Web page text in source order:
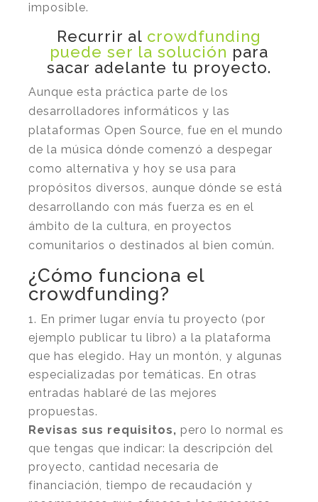
imposible.
Recurrir al crowdfunding
puede ser la solución para
sacar adelante tu proyecto.
Aunque esta práctica parte de los
desarrolladores informáticos y las
plataformas Open Source, fue en el mundo
de la música dónde comenzó a despegar
como alternativa y hoy se usa para
propósitos diversos, aunque dónde se está
desarrollando con más fuerza es en el
ámbito de la cultura, en proyectos
comunitarios o destinados al bien común.
¿Cómo funciona el
crowdfunding?
En primer lugar envía tu proyecto (por
ejemplo publicar tu libro) a la plataforma
que has elegido. Hay un montón, y algunas
especializadas por temáticas. En otras
entradas hablaré de las mejores
propuestas.
Revisas sus requisitos, pero lo normal es
que tengas que indicar: la descripción del
proyecto, cantidad necesaria de
financiación, tiempo de recaudación y